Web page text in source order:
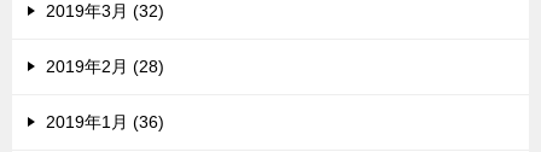
2019年3月 (32)
2019年2月 (28)
2019年1月 (36)